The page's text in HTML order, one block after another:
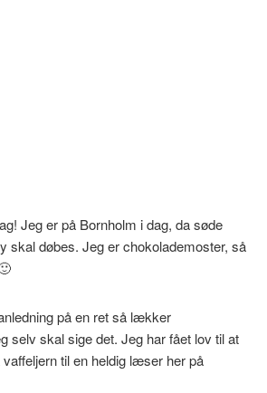
Jeg er på Bornholm i dag, da søde
skal døbes. Jeg er chokolademoster, så
på en ret så lækker
selv skal sige det. Jeg har fået lov til at
til en heldig læser her på